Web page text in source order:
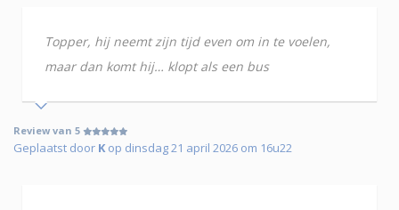
Topper, hij neemt zijn tijd even om in te voelen,
maar dan komt hij… klopt als een bus
Review van 5
Geplaatst door K op dinsdag 21 april 2026 om 16u22